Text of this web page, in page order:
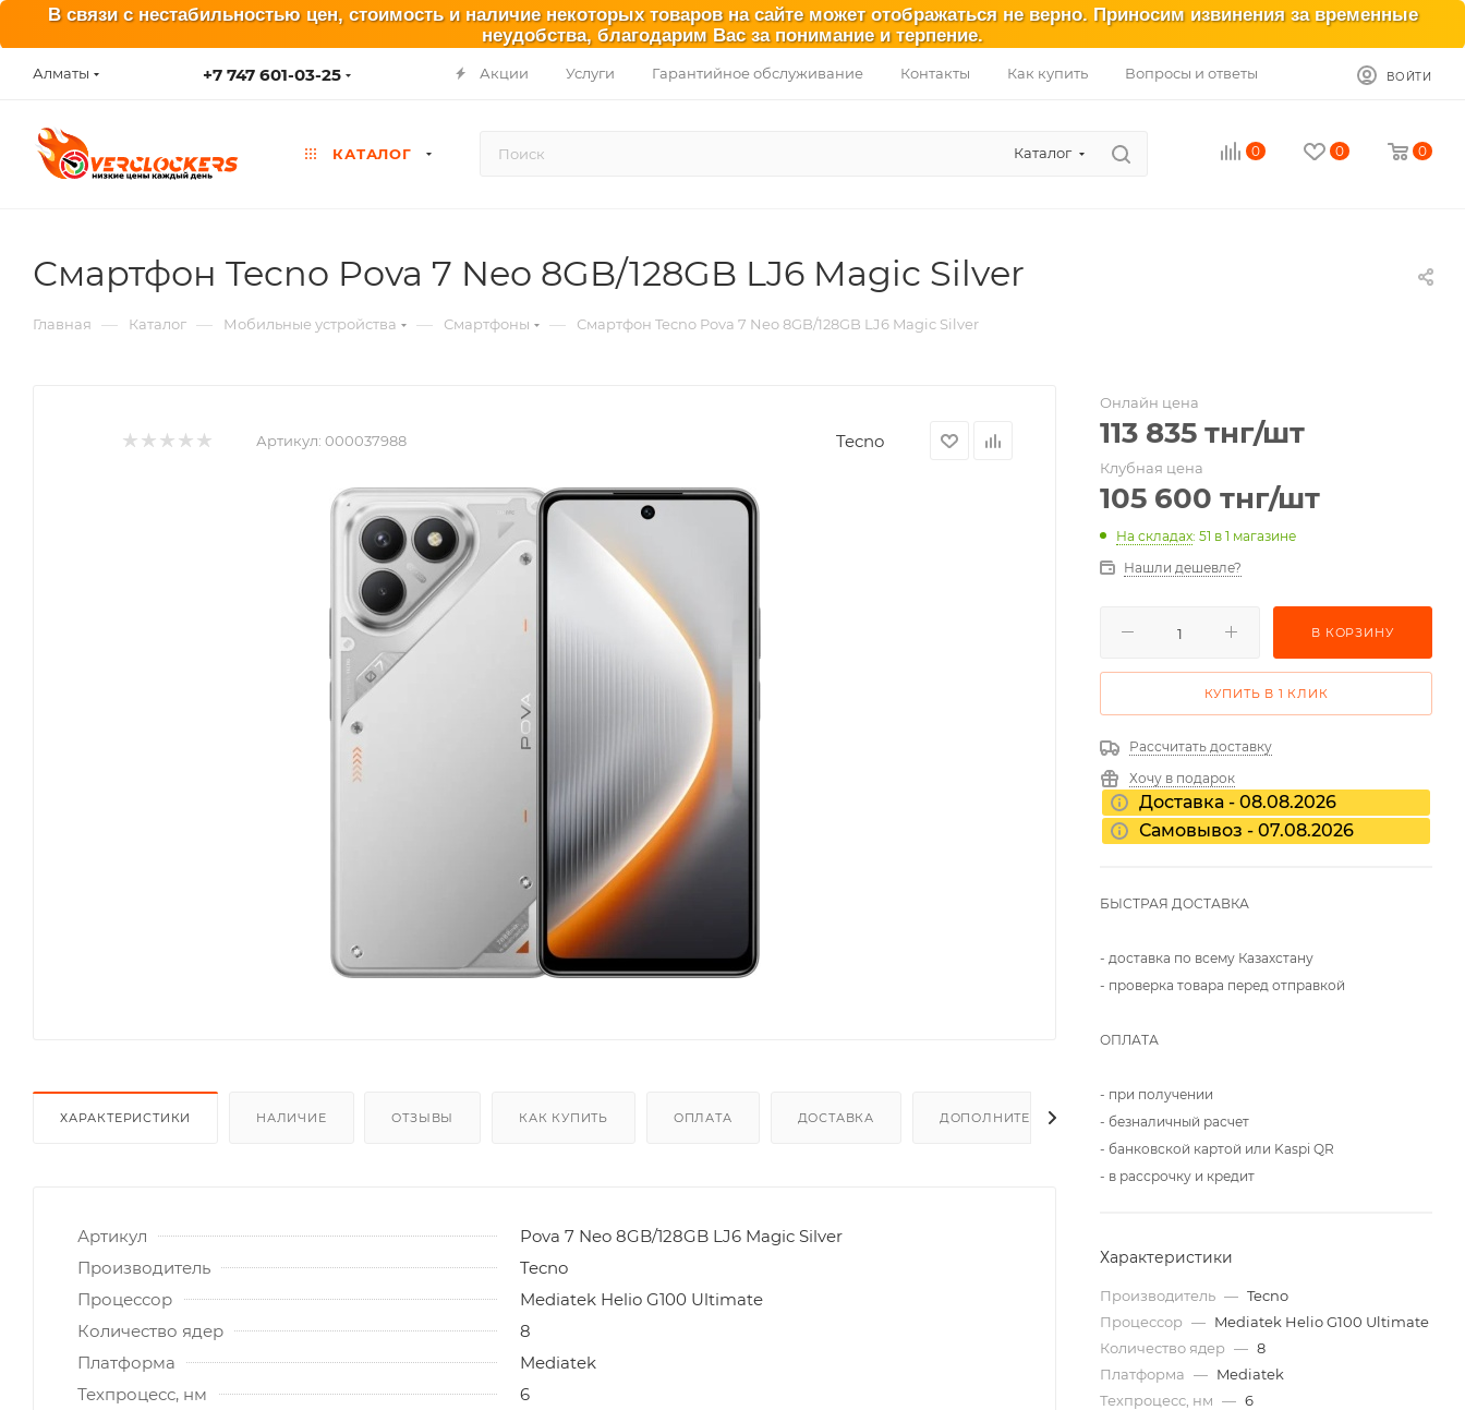
В связи с нестабильностью цен, стоимость и наличие некоторых товаров на сайте может отображаться не верно. Приносим извинения за временные
неудобства, благодарим Вас за понимание и терпение.
Алматы +7 747 601-03-25 Акции Услуги Гарантийное обслуживание Контакты Как купить Вопросы и ответы ВОЙТИ
КАТАЛОГ Каталог 0 0 0
Смартфон Tecno Pova 7 Neo 8GB/128GB LJ6 Magic Silver
Главная — Каталог — Мобильные устройства — Смартфоны — Смартфон Tecno Pova 7 Neo 8GB/128GB LJ6 Magic Silver
Артикул: 000037988 Tecno
ХАРАКТЕРИСТИКИ НАЛИЧИЕ ОТЗЫВЫ КАК КУПИТЬ ОПЛАТА ДОСТАВКА ДОПОЛНИТЕЛЬНО
Артикул
Pova 7 Neo 8GB/128GB LJ6 Magic Silver
Производитель
Tecno
Процессор
Mediatek Helio G100 Ultimate
Количество ядер
8
Платформа
Mediatek
Техпроцесс, нм
6
Онлайн цена
113 835 тнг/шт
Клубная цена
105 600 тнг/шт
На складах: 51 в 1 магазине
Нашли дешевле?
В КОРЗИНУ
КУПИТЬ В 1 КЛИК
Рассчитать доставку
Хочу в подарок
Доставка - 08.08.2026
Самовывоз - 07.08.2026
БЫСТРАЯ ДОСТАВКА
- доставка по всему Казахстану
- проверка товара перед отправкой
ОПЛАТА
- при получении
- безналичный расчет
- банковской картой или Kaspi QR
- в рассрочку и кредит
Характеристики
Производитель — Tecno
Процессор — Mediatek Helio G100 Ultimate
Количество ядер — 8
Платформа — Mediatek
Техпроцесс, нм — 6